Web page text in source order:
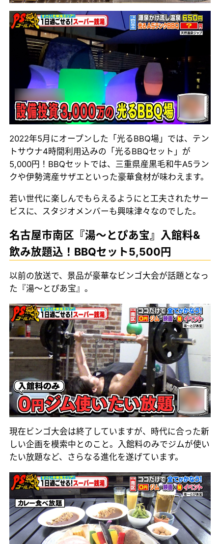
2022年5月にオープンした「光るBBQ場」では、テン
トサウナ4時間利用込みの「光るBBQセット」が
5,000円！BBQセットでは、三重県産黒毛和牛A5ラン
クや伊勢湾産サザエといった豪華食材が味わえます。
若い世代に楽しんでもらえるようにと工夫されたサー
ビスに、スタジオメンバーも興味津々なのでした。
名古屋市南区『湯～とぴあ宝』入館料&
飲み放題込！BBQセット5,500円
以前の放送で、景品が豪華なビンゴ大会が話題となっ
た『湯～とぴあ宝』。
現在ビンゴ大会は終了していますが、時代に合った新
しい企画を模索中とのこと。入館料のみでジムが使い
たい放題など、さらなる進化を遂げています。